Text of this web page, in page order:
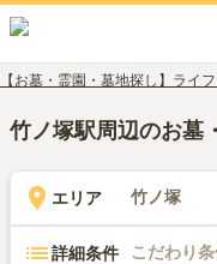
【お墓・霊園・墓地探し】ライ
竹ノ塚駅周辺のお墓
エリア 竹ノ塚
詳細条件 こだわり